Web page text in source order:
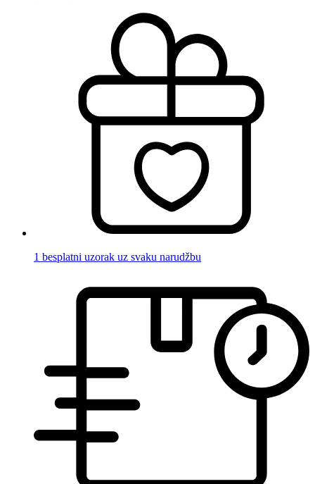
1 besplatni uzorak uz svaku narudžbu